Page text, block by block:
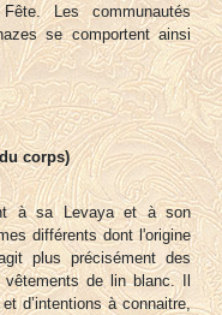
Les communautés
se comportent ainsi
corps)
à sa Levaya et à son
différents dont l'origine
plus précisément des
de lin blanc. Il
d’intentions à connaitre,